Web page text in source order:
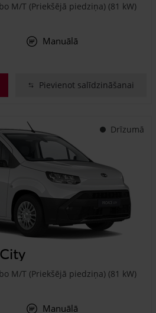
M/T (Priekšējā piedziņa) (81 kW)
Manuālā
Pievienot salīdzināšanai
Drīzumā
M/T (Priekšējā piedziņa) (81 kW)
Manuālā